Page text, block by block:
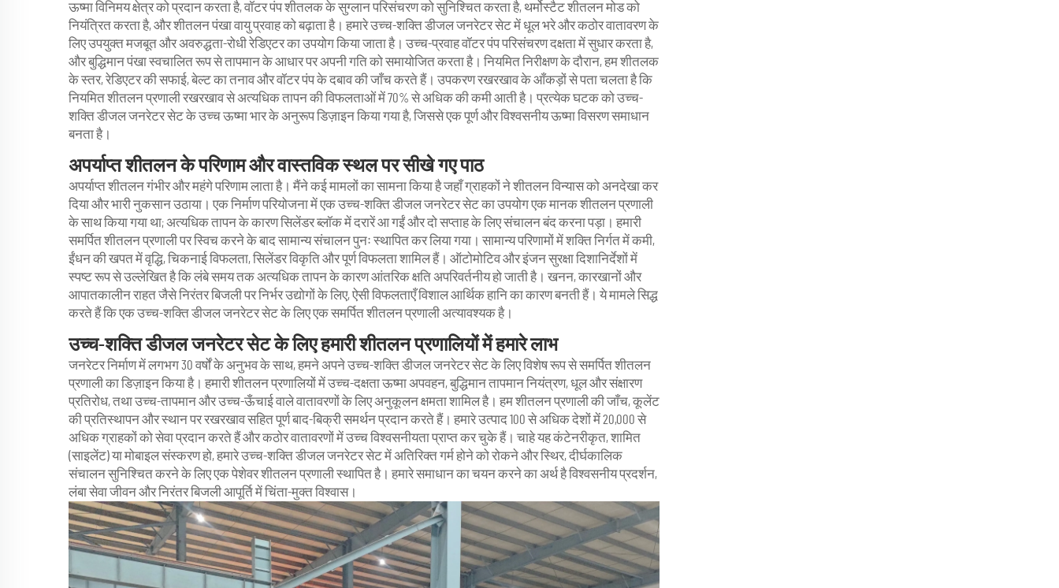
ऊष्मा विनिमय क्षेत्र को प्रदान करता है, वॉटर पंप शीतलक के सुग्लान परिसंचरण को सुनिश्चित करता है, थर्मोस्टैट शीतलन मोड को
नियंत्रित करता है, और शीतलन पंखा वायु प्रवाह को बढ़ाता है। हमारे उच्च-शक्ति डीजल जनरेटर सेट में धूल भरे और कठोर वातावरण के
लिए उपयुक्त मजबूत और अवरुद्धता-रोधी रेडिएटर का उपयोग किया जाता है। उच्च-प्रवाह वॉटर पंप परिसंचरण दक्षता में सुधार करता है,
और बुद्धिमान पंखा स्वचालित रूप से तापमान के आधार पर अपनी गति को समायोजित करता है। नियमित निरीक्षण के दौरान, हम शीतलक
के स्तर, रेडिएटर की सफाई, बेल्ट का तनाव और वॉटर पंप के दबाव की जाँच करते हैं। उपकरण रखरखाव के आँकड़ों से पता चलता है कि
नियमित शीतलन प्रणाली रखरखाव से अत्यधिक तापन की विफलताओं में 70% से अधिक की कमी आती है। प्रत्येक घटक को उच्च-
शक्ति डीजल जनरेटर सेट के उच्च ऊष्मा भार के अनुरूप डिज़ाइन किया गया है, जिससे एक पूर्ण और विश्वसनीय ऊष्मा विसरण समाधान
बनता है।
अपर्याप्त शीतलन के परिणाम और वास्तविक स्थल पर सीखे गए पाठ
अपर्याप्त शीतलन गंभीर और महंगे परिणाम लाता है। मैंने कई मामलों का सामना किया है जहाँ ग्राहकों ने शीतलन विन्यास को अनदेखा कर
दिया और भारी नुकसान उठाया। एक निर्माण परियोजना में एक उच्च-शक्ति डीजल जनरेटर सेट का उपयोग एक मानक शीतलन प्रणाली
के साथ किया गया था; अत्यधिक तापन के कारण सिलेंडर ब्लॉक में दरारें आ गईं और दो सप्ताह के लिए संचालन बंद करना पड़ा। हमारी
समर्पित शीतलन प्रणाली पर स्विच करने के बाद सामान्य संचालन पुनः स्थापित कर लिया गया। सामान्य परिणामों में शक्ति निर्गत में कमी,
ईंधन की खपत में वृद्धि, चिकनाई विफलता, सिलेंडर विकृति और पूर्ण विफलता शामिल हैं। ऑटोमोटिव और इंजन सुरक्षा दिशानिर्देशों में
स्पष्ट रूप से उल्लेखित है कि लंबे समय तक अत्यधिक तापन के कारण आंतरिक क्षति अपरिवर्तनीय हो जाती है। खनन, कारखानों और
आपातकालीन राहत जैसे निरंतर बिजली पर निर्भर उद्योगों के लिए, ऐसी विफलताएँ विशाल आर्थिक हानि का कारण बनती हैं। ये मामले सिद्ध
करते हैं कि एक उच्च-शक्ति डीजल जनरेटर सेट के लिए एक समर्पित शीतलन प्रणाली अत्यावश्यक है।
उच्च-शक्ति डीजल जनरेटर सेट के लिए हमारी शीतलन प्रणालियों में हमारे लाभ
जनरेटर निर्माण में लगभग 30 वर्षों के अनुभव के साथ, हमने अपने उच्च-शक्ति डीजल जनरेटर सेट के लिए विशेष रूप से समर्पित शीतलन
प्रणाली का डिज़ाइन किया है। हमारी शीतलन प्रणालियों में उच्च-दक्षता ऊष्मा अपवहन, बुद्धिमान तापमान नियंत्रण, धूल और संक्षारण
प्रतिरोध, तथा उच्च-तापमान और उच्च-ऊँचाई वाले वातावरणों के लिए अनुकूलन क्षमता शामिल है। हम शीतलन प्रणाली की जाँच, कूलेंट
की प्रतिस्थापन और स्थान पर रखरखाव सहित पूर्ण बाद-बिक्री समर्थन प्रदान करते हैं। हमारे उत्पाद 100 से अधिक देशों में 20,000 से
अधिक ग्राहकों को सेवा प्रदान करते हैं और कठोर वातावरणों में उच्च विश्वसनीयता प्राप्त कर चुके हैं। चाहे यह कंटेनरीकृत, शामित
(साइलेंट) या मोबाइल संस्करण हो, हमारे उच्च-शक्ति डीजल जनरेटर सेट में अतिरिक्त गर्म होने को रोकने और स्थिर, दीर्घकालिक
संचालन सुनिश्चित करने के लिए एक पेशेवर शीतलन प्रणाली स्थापित है। हमारे समाधान का चयन करने का अर्थ है विश्वसनीय प्रदर्शन,
लंबा सेवा जीवन और निरंतर बिजली आपूर्ति में चिंता-मुक्त विश्वास।